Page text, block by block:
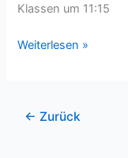
Klassen um 11:15
Weiterlesen »
← Zurück